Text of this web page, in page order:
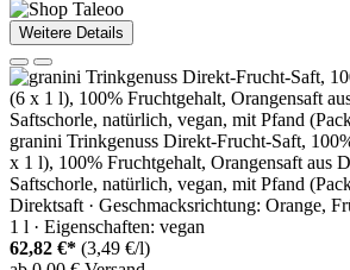
Weitere Details
granini Trinkgenuss Direkt-Frucht-Saft,
x 1 l), 100% Fruchtgehalt, Orangensaft aus
Saftschorle, natürlich, vegan, mit Pfand
Direktsaft · Geschmacksrichtung: Orange,
1 l · Eigenschaften: vegan
62,82 €* (3,49 €/l)